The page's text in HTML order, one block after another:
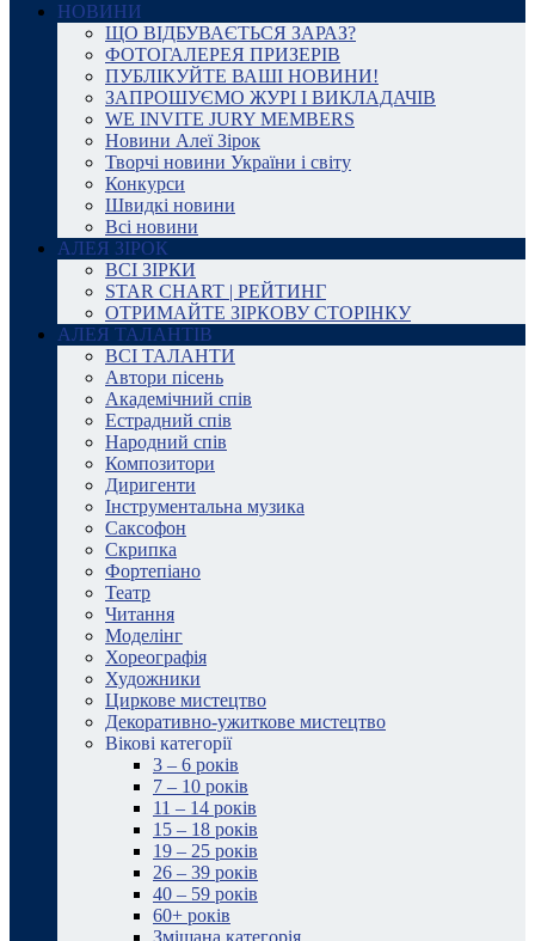
НОВИНИ
ЩО ВІДБУВАЄТЬСЯ ЗАРАЗ?
ФОТОГАЛЕРЕЯ ПРИЗЕРІВ
ПУБЛІКУЙТЕ ВАШІ НОВИНИ!
ЗАПРОШУЄМО ЖУРІ І ВИКЛАДАЧІВ
WE INVITE JURY MEMBERS
Новини Алеї Зірок
Творчі новини України і світу
Конкурси
Швидкі новини
Всі новини
АЛЕЯ ЗІРОК
ВСІ ЗІРКИ
STAR CHART | РЕЙТИНГ
ОТРИМАЙТЕ ЗІРКОВУ СТОРІНКУ
АЛЕЯ ТАЛАНТІВ
ВСІ ТАЛАНТИ
Автори пісень
Академічний спів
Естрадний спів
Народний спів
Композитори
Диригенти
Інструментальна музика
Саксофон
Скрипка
Фортепіано
Театр
Читання
Моделінг
Хореографія
Художники
Циркове мистецтво
Декоративно-ужиткове мистецтво
Вікові категорії
3 – 6 років
7 – 10 років
11 – 14 років
15 – 18 років
19 – 25 років
26 – 39 років
40 – 59 років
60+ років
Змішана категорія